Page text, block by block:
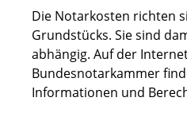
Die Notarkosten richten
Grundstücks. Sie sind
abhängig. Auf der
Bundesnotarkammer
Informationen und